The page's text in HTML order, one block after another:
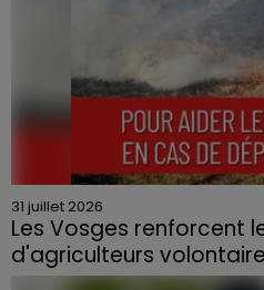
31 juillet 2026
Les Vosges renforcent
d'agriculteurs
Face à la sécheresse et